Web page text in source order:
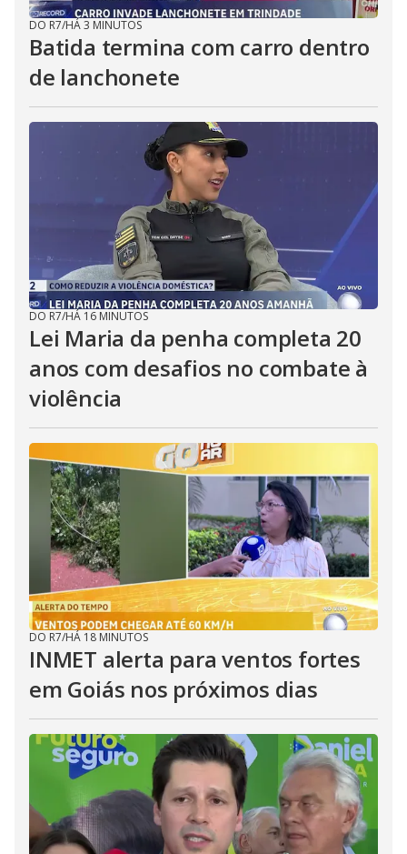
DO R7/HÁ 3 MINUTOS
Batida termina com carro dentro
de lanchonete
DO R7/HÁ 16 MINUTOS
Lei Maria da penha completa 20
anos com desafios no combate à
violência
DO R7/HÁ 18 MINUTOS
INMET alerta para ventos fortes
em Goiás nos próximos dias